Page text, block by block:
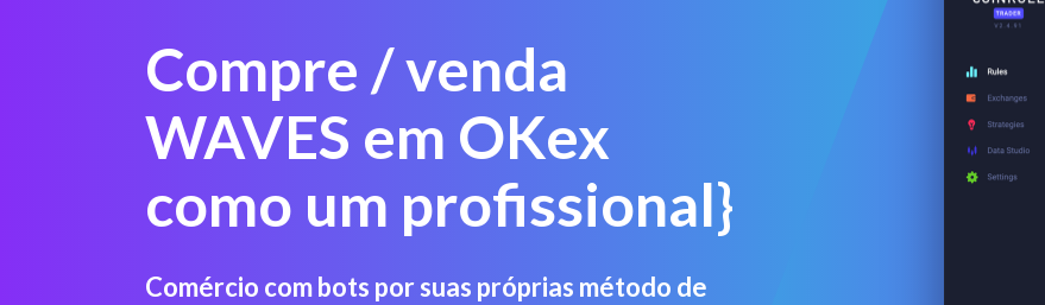
Compre / venda
WAVES em OKex
como um profissional}
Comércio com bots por suas próprias método de